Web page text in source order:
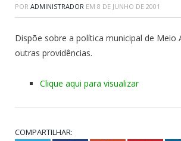
POR ADMINISTRADOR EM 8 DE JUNHO DE 2001
Dispõe sobre a política municipal de Meio
outras providências.
Clique aqui para visualizar
COMPARTILHAR: